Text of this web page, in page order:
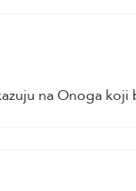
na Onoga